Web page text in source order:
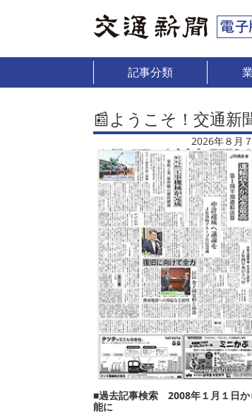
記事分類
📰ようこそ！交通新
2026年８月
■過去記事検索 2008年１月１日か
能に